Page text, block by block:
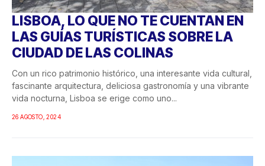
LISBOA, LO QUE NO TE CUENTAN EN
LAS GUÍAS TURÍSTICAS SOBRE LA
CIUDAD DE LAS COLINAS
Con un rico patrimonio histórico, una interesante vida cultural,
fascinante arquitectura, deliciosa gastronomía y una vibrante
vida nocturna, Lisboa se erige como uno...
26 AGOSTO, 2024